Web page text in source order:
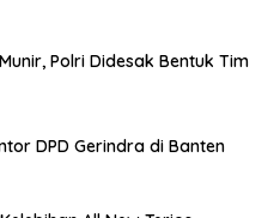
Polri Didesak Bentuk Tim
DPD Gerindra di Banten